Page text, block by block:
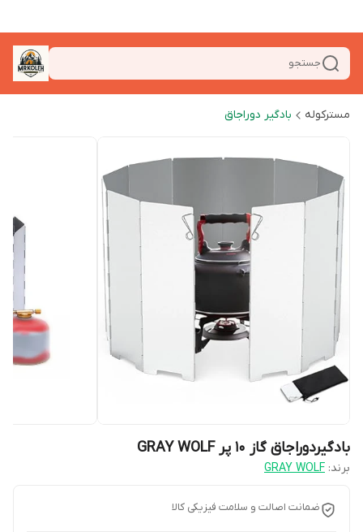
جستجو
مسترکوله بادگیر دوراجاق
بادگیردوراجاق گاز 10 پر GRAY WOLF
برند: GRAY WOLF
ضمانت اصالت و سلامت فیزیکی کالا